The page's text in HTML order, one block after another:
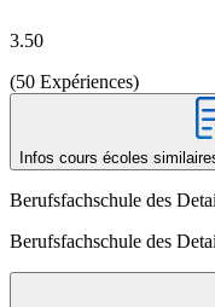
3.50
(50 Expériences)
Infos cours écoles
Berufsfachschule des
Berufsfachschule des